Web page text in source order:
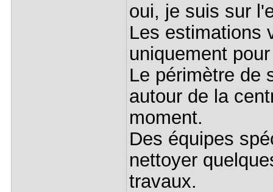
oui, je suis sur
Les estimations
uniquement
Le périmètre de
autour de la
moment.
Des équipes
nettoyer
travaux.